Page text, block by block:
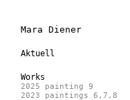
Mara Diener
Aktuell
Works
2025 painting 9
2023 paintings 6,7,8